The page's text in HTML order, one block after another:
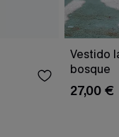
Vestido
bosque
27,00 €